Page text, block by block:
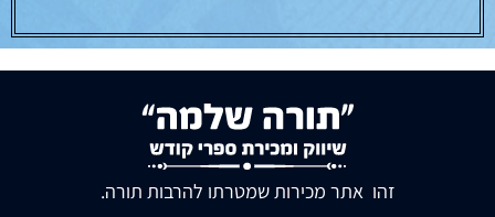
זהו אתר מכירות שמטרתו להרבות תורה.